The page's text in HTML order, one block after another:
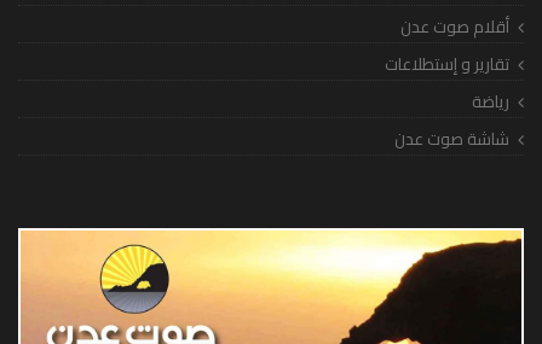
أقلام صوت عدن
تقارير و إستطلاعات
رياضة
شاشة صوت عدن